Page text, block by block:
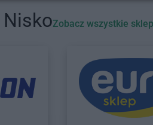
BRICOMARCHE
BRICOMARCHE
BRICOMARCHE
Zobacz wszystkie